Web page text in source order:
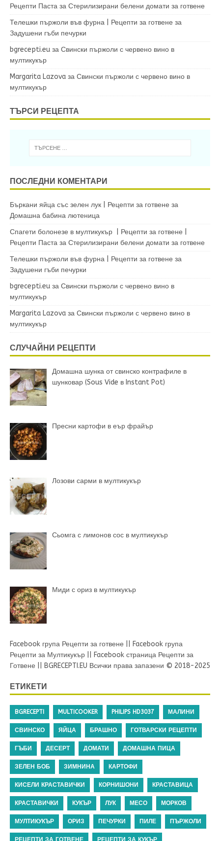
Рецепти Паста за Стерилизирани белени домати за готвене
Телешки пържоли във фурна | Рецепти за готвене за
Задушени гъби печурки
bgrecepti.eu за Свински пържоли с червено вино в
мултикукър
Margarita Lazova за Свински пържоли с червено вино в
мултикукър
ТЪРСИ РЕЦЕПТА
ПОСЛЕДНИ КОМЕНТАРИ
Бъркани яйца със зелен лук | Рецепти за готвене за
Домашна бабина лютеница
Спагети болонезе в мултикукър | Рецепти за готвене |
Рецепти Паста за Стерилизирани белени домати за готвене
Телешки пържоли във фурна | Рецепти за готвене за
Задушени гъби печурки
bgrecepti.eu за Свински пържоли с червено вино в
мултикукър
Margarita Lazova за Свински пържоли с червено вино в
мултикукър
СЛУЧАЙНИ РЕЦЕПТИ
Домашна шунка от свинско контрафиле в
шунковар (Sous Vide в Instant Pot)
Пресни картофи в еър фрайър
Лозови сарми в мултикукър
Сьомга с лимонов сос в мултикукър
Миди с ориз в мултикукър
Facebook група Рецепти за готвене
Facebook група
Рецепти за Мултикукър
Facebook страница Рецепти за
Готвене
BGRECEPTI.EU Всички права запазени © 2018-2025
ЕТИКЕТИ
BGRECEPTI MULTICOOKER PHILIPS HD3037 МАЛИНИ
СВИНСКО ЯЙЦА БРАШНО ГОТВАРСКИ РЕЦЕПТИ
ГЪБИ ДЕСЕРТ ДОМАТИ ДОМАШНА ПИЦА
ЗЕЛЕН БОБ ЗИМНИНА КАРТОФИ
КИСЕЛИ КРАСТАВИЧКИ КОРНИШОНИ КРАСТАВИЦА
КРАСТАВИЧКИ КУКЪР ЛУК МЕСО МОРКОВ
МУЛТИКУКЪР ОРИЗ ПЕЧУРКИ ПИЛЕ ПЪРЖОЛИ
РЕЦЕПТИ ЗА ГОТВЕНЕ РЕЦЕПТИ ЗА КУКЪР